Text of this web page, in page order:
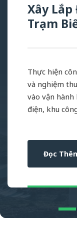
Xây
Trạm
Thực hiện
và nghiệm
vào vận hành
điện, khu
Đọc